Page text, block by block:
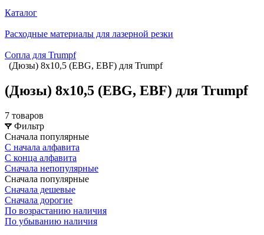
Каталог
Расходные материалы для лазерной резки
Сопла для Trumpf
(Дюзы) 8х10,5 (EBG, EBF) для Trumpf
(Дюзы) 8х10,5 (EBG, EBF) для Trumpf
7 товаров
Фильтр
Сначала популярные
С начала алфавита
С конца алфавита
Сначала непопулярные
Сначала популярные
Сначала дешевые
Сначала дорогие
По возрастанию наличия
По убыванию наличия